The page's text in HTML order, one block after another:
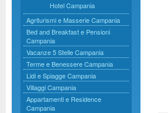
Hotel Campania
Agriturismi e Masserie Campania
Bed and Breakfast e Pensioni
Campania
Vacanze 5 Stelle Campania
Terme e Benessere Campania
Lidi e Spiagge Campania
Villaggi Campania
Appartamenti e Residence
Campania